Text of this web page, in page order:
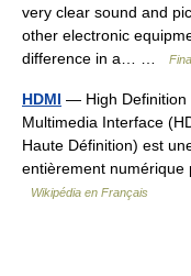
very clear sound and
other electronic
difference in a… …
HDMI — High Definition
Multimedia Interface
Haute Définition) est
entièrement
Wikipédia en Français